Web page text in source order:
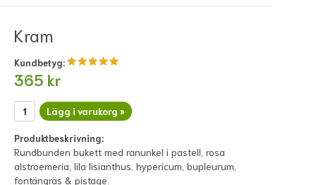
Kram
Kundbetyg:
365 kr
Lägg i varukorg »
Produktbeskrivning:
Rundbunden bukett med ranunkel i pastell, rosa
alstroemeria, lila lisianthus, hypericum, bupleurum,
fontängräs & pistage.